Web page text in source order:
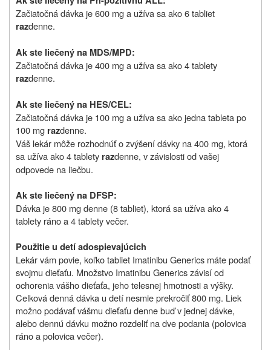
Začiatočná dávka je 600 mg a užíva sa ako 6 tabliet
razdenne.
Ak ste liečený na MDS/MPD:
Začiatočná dávka je 400 mg a užíva sa ako 4 tablety
razdenne.
Ak ste liečený na HES/CEL:
Začiatočná dávka je 100 mg a užíva sa ako jedna tableta po
100 mg razdenne.
Váš lekár môže rozhodnúť o zvýšení dávky na 400 mg, ktorá
sa užíva ako 4 tablety razdenne, v závislosti od vašej
odpovede na liečbu.
Ak ste liečený na DFSP:
Dávka je 800 mg denne (8 tabliet), ktorá sa užíva ako 4
tablety ráno a 4 tablety večer.
Použitie u detí adospievajúcich
Lekár vám povie, koľko tabliet Imatinibu Generics máte podať
svojmu dieťaťu. Množstvo Imatinibu Generics závisí od
ochorenia vášho dieťaťa, jeho telesnej hmotnosti a výšky.
Celková denná dávka u detí nesmie prekročiť 800 mg. Liek
možno podávať vášmu dieťaťu denne buď v jednej dávke,
alebo dennú dávku možno rozdeliť na dve podania (polovica
ráno a polovica večer).